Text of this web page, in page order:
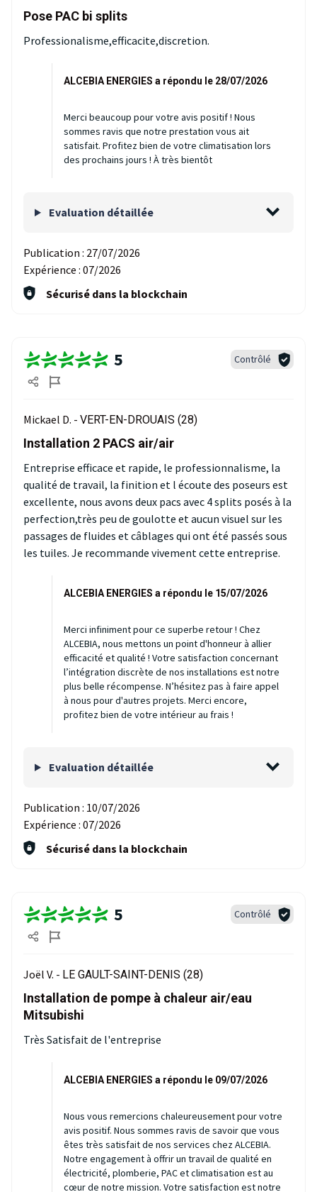
Pose PAC bi splits
Professionalisme,efficacite,discretion.
ALCEBIA ENERGIES a répondu le 28/07/2026
Merci beaucoup pour votre avis positif ! Nous
sommes ravis que notre prestation vous ait
satisfait. Profitez bien de votre climatisation lors
des prochains jours ! À très bientôt
Evaluation détaillée
Publication : 27/07/2026
Expérience : 07/2026
Sécurisé dans la blockchain
5 Contrôlé
Mickael D. - VERT-EN-DROUAIS (28)
Installation 2 PACS air/air
Entreprise efficace et rapide, le professionnalisme, la
qualité de travail, la finition et l écoute des poseurs est
excellente, nous avons deux pacs avec 4 splits posés à la
perfection,très peu de goulotte et aucun visuel sur les
passages de fluides et câblages qui ont été passés sous
les tuiles. Je recommande vivement cette entreprise.
ALCEBIA ENERGIES a répondu le 15/07/2026
Merci infiniment pour ce superbe retour ! Chez
ALCEBIA, nous mettons un point d'honneur à allier
efficacité et qualité ! Votre satisfaction concernant
l’intégration discrète de nos installations est notre
plus belle récompense. N’hésitez pas à faire appel
à nous pour d'autres projets. Merci encore,
profitez bien de votre intérieur au frais !
Evaluation détaillée
Publication : 10/07/2026
Expérience : 07/2026
Sécurisé dans la blockchain
5 Contrôlé
Joël V. - LE GAULT-SAINT-DENIS (28)
Installation de pompe à chaleur air/eau
Mitsubishi
Très Satisfait de l'entreprise
ALCEBIA ENERGIES a répondu le 09/07/2026
Nous vous remercions chaleureusement pour votre
avis positif. Nous sommes ravis de savoir que vous
êtes très satisfait de nos services chez ALCEBIA.
Notre engagement à offrir un travail de qualité en
électricité, plomberie, PAC et climatisation est au
cœur de notre mission. Votre satisfaction est notre